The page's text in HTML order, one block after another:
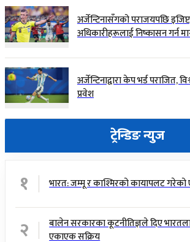
अर्जेन्टिनासँगको पराजयपछि
अधिकारीहरूलाई निष्कासन गर्न
अर्जेन्टिनाद्वारा केप भर्ड पराजित,
प्रवेश
ट्रेन्डिङ न्युज
१ भारत: जम्मू र काश्मिरको कायापलट
२
बालेन सरकारका कूटनीतिज्ञले दिए
एकाएक सक्रिय